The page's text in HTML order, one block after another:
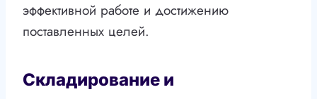
эффективной работе и достижению
поставленных целей.
Складирование и